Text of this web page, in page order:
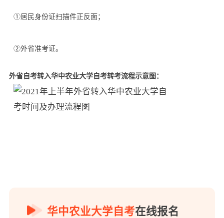
①居民身份证扫描件正反面；
②外省准考证。
外省自考转入华中农业大学自考转考流程示意图：
华中农业大学自考在线报名